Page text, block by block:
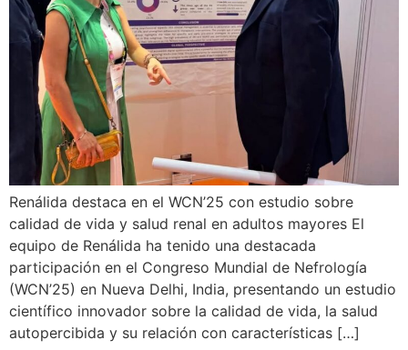
Renálida destaca en el WCN’25 con estudio sobre
calidad de vida y salud renal en adultos mayores El
equipo de Renálida ha tenido una destacada
participación en el Congreso Mundial de Nefrología
(WCN’25) en Nueva Delhi, India, presentando un estudio
científico innovador sobre la calidad de vida, la salud
autopercibida y su relación con características […]